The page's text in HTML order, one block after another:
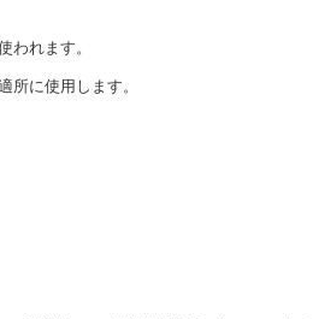
われます。
所に使用します。